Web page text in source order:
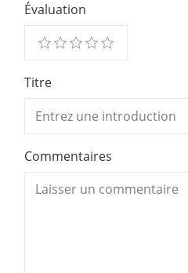
Évaluation
Titre
Commentaires